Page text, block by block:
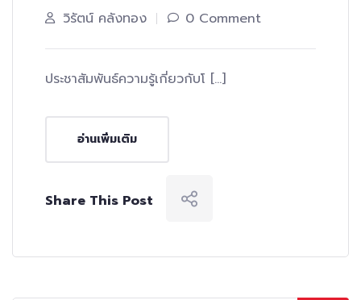
วิรัตน์ คลังทอง 0 Comment
ประชาสัมพันธ์ความรู้เกี่ยวกับโ […]
อ่านเพิ่มเติม
Share This Post